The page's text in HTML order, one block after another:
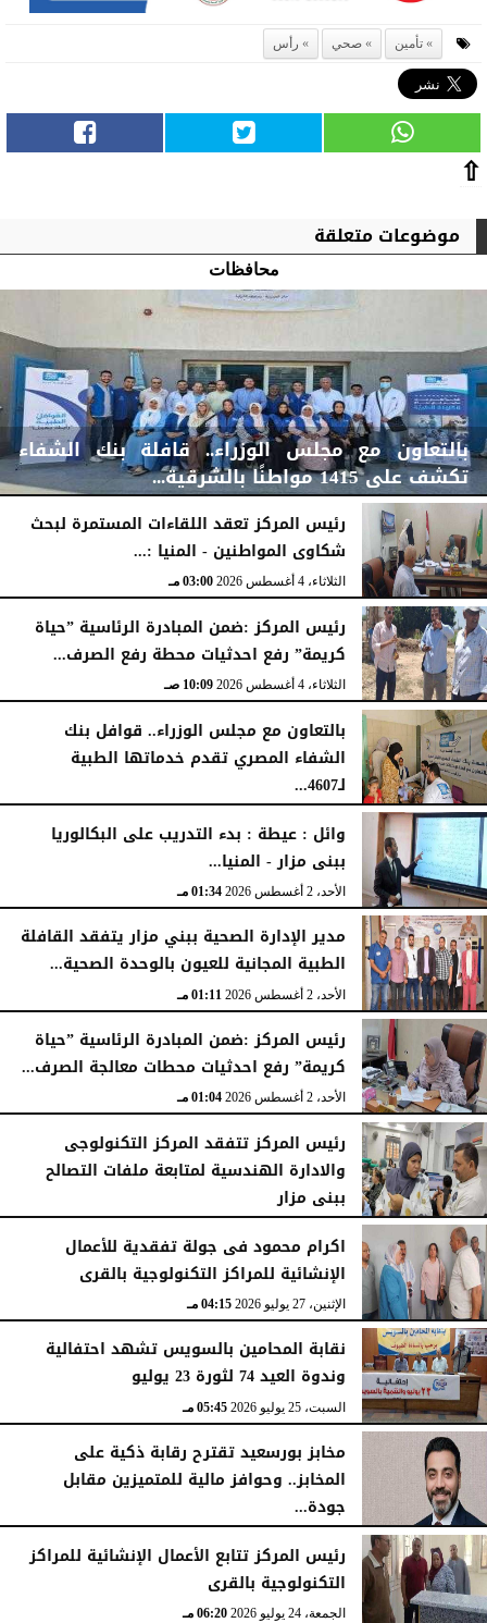
تأمين صحي رأس
⇧
موضوعات متعلقة
محافظات
بالتعاون مع مجلس الوزراء.. قافلة بنك الشفاء
تكشف على 1415 مواطنًا بالشرقية...
الخميس، 6 أغسطس 2026 04:59 مـ
رئيس المركز تعقد اللقاءات المستمرة لبحث
شكاوى المواطنين - المنيا :...
الثلاثاء، 4 أغسطس 2026 03:00 مـ
رئيس المركز :ضمن المبادرة الرئاسية ”حياة
كريمة” رفع احدثيات محطة رفع الصرف...
الثلاثاء، 4 أغسطس 2026 10:09 صـ
بالتعاون مع مجلس الوزراء.. قوافل بنك
الشفاء المصري تقدم خدماتها الطبية
لـ4607...
الإثنين، 3 أغسطس 2026
وائل : عيطة : بدء التدريب على البكالوريا
ببنى مزار - المنيا...
الأحد، 2 أغسطس 2026 01:34 مـ
مدير الإدارة الصحية ببني مزار يتفقد القافلة
الطبية المجانية للعيون بالوحدة الصحية...
الأحد، 2 أغسطس 2026 01:11 مـ
رئيس المركز :ضمن المبادرة الرئاسية ”حياة
كريمة” رفع احدثيات محطات معالجة الصرف...
الأحد، 2 أغسطس 2026 01:04 مـ
رئيس المركز تتفقد المركز التكنولوجى
والادارة الهندسية لمتابعة ملفات التصالح
ببنى مزار
الأربعاء، 29 يوليو 2026 02:03 مـ
اكرام محمود فى جولة تفقدية للأعمال
الإنشائية للمراكز التكنولوجية بالقرى
الإثنين، 27 يوليو 2026 04:15 مـ
نقابة المحامين بالسويس تشهد احتفالية
وندوة العيد 74 لثورة 23 يوليو
السبت، 25 يوليو 2026 05:45 مـ
مخابز بورسعيد تقترح رقابة ذكية على
المخابز.. وحوافز مالية للمتميزين مقابل
جودة...
السبت، 25 يوليو 2026 05:41 مـ
رئيس المركز تتابع الأعمال الإنشائية للمراكز
التكنولوجية بالقرى
الجمعة، 24 يوليو 2026 06:20 مـ